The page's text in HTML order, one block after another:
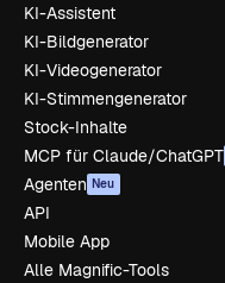
KI-Assistent
KI-Bildgenerator
KI-Videogenerator
KI-Stimmengenerator
Stock-Inhalte
MCP für Claude/ChatGPT
Agenten Neu
API
Mobile App
Alle Magnific-Tools